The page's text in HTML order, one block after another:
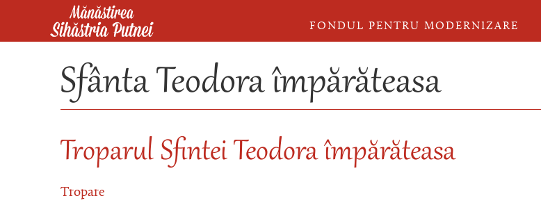
Mergi la conţinutul principal
FONDUL PENTRU MODERNIZARE
Sfânta Teodora împărăteasa
Troparul Sfintei Teodora împărăteasa
Tropare